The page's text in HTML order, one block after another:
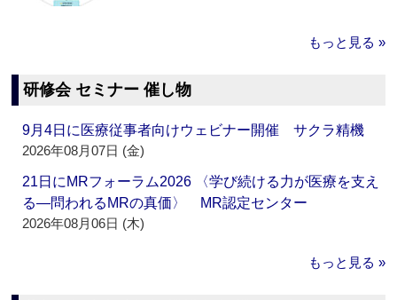
もっと見る »
研修会 セミナー 催し物
9月4日に医療従事者向けウェビナー開催 サクラ精機
2026年08月07日 (金)
21日にMRフォーラム2026 〈学び続ける力が医療を支え
る―問われるMRの真価〉 MR認定センター
2026年08月06日 (木)
もっと見る »